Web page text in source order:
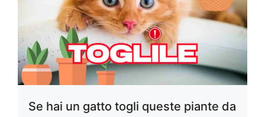
Se hai un gatto togli queste piante da